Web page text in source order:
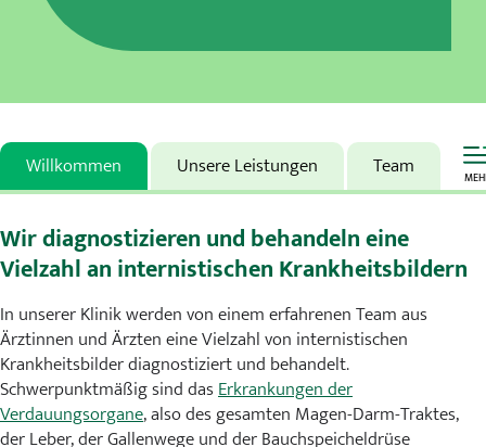
Veranstaltungen
Presse
Kontakt
Willkommen Unsere Leistungen Team
Wir diagnostizieren und behandeln eine
Vielzahl an internistischen Krankheitsbildern
In unserer Klinik werden von einem erfahrenen Team aus
Ärztinnen und Ärzten eine Vielzahl von internistischen
Krankheitsbilder diagnostiziert und behandelt.
Schwerpunktmäßig sind dasErkrankungen der
Verdauungsorgane, also des gesamten Magen-Darm-Traktes,
der Leber, der Gallenwege und der Bauchspeicheldrüse